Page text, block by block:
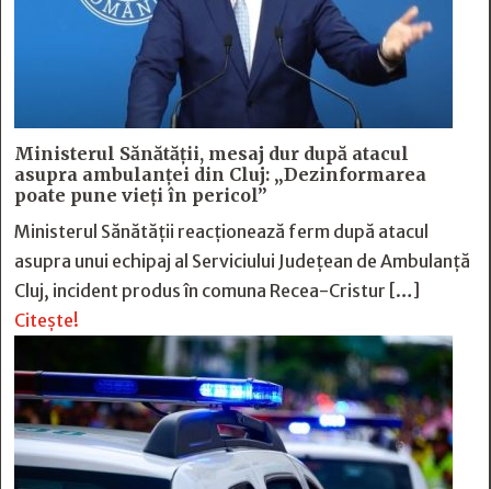
Ministerul Sănătății, mesaj dur după atacul
asupra ambulanței din Cluj: „Dezinformarea
poate pune vieți în pericol”
Ministerul Sănătății reacționează ferm după atacul
asupra unui echipaj al Serviciului Județean de Ambulanță
Cluj, incident produs în comuna Recea-Cristur […]
Citește!